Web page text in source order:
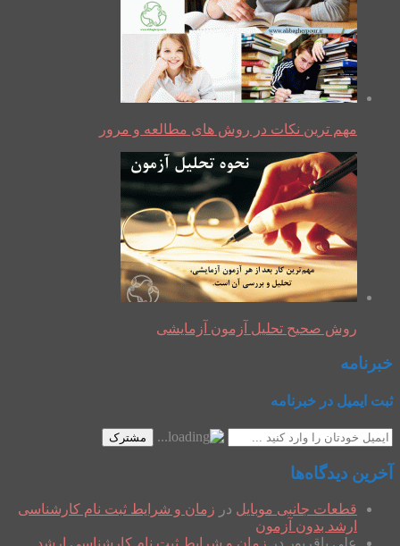
مهم ترین نکات در روش های مطالعه و مرور
روش صحیح تحلیل آزمون آزمایشی
خبرنامه
ثبت ایمیل در خبرنامه
مشترک
آخرین دیدگاه‌ها
قطعات جانبی موبایل در زمان و شرایط ثبت نام کارشناسی
ارشد بدون آزمون
علی باقرپور در زمان و شرایط ثبت نام کارشناسی ارشد